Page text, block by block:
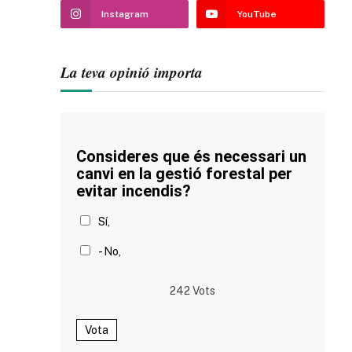
Instagram YouTube
La teva opinió importa
Consideres que és necessari un
canvi en la gestió forestal per
evitar incendis?
Sí,
- No,
242 Vots
Vota